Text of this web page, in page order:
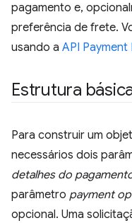
pagamento e,
preferência de frete.
usando a API Payment
Estrutura
Para construir um
necessários dois
detalhes do
parâmetro payment
opcional. Uma